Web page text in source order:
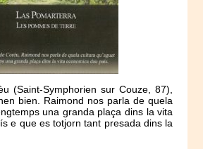
(Saint-Symphorien sur Couze, 87),
bien. Raimond nos parla de quela
una granda plaça dins la vita
e que es totjorn tant presada dins la